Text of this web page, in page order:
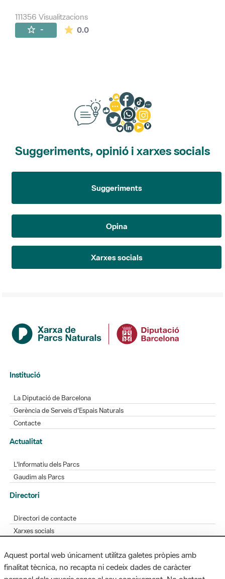
111356 Visualitzacions
- 0.0La mitjana de les valoracions és de 0
Suggeriments, opinió i xarxes socials
Suggeriments
Opina
Xarxes socials
Institució
La Diputació de Barcelona
Gerència de Serveis d'Espais Naturals
Contacte
Actualitat
L'Informatiu dels Parcs
Gaudim als Parcs
Directori
Directori de contacte
Xarxes socials
Bústia de suggeriments
Opineu sobre els parcs
Aquest portal web únicament utilitza galetes pròpies amb
finalitat tècnica, no recapta ni cedeix dades de caràcter